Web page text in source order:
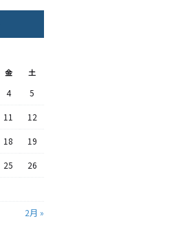
金 土
2月 »
4 5
11 12
18 19
25 26